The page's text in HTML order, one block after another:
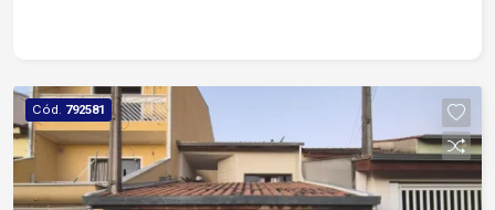
Cód. 792581